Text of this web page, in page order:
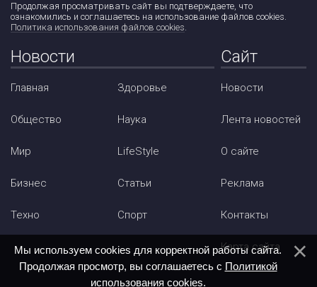
Продолжая просматривать сайт вы подтверждаете, что
ознакомились и соглашаетесь на использование файлов cookies.
Политика использования файлов cookies.
Новости
Главная
Общество
Мир
Бизнес
Техно
Здоровье
Наука
LifeStyle
Статьи
Спорт
Сайт
Новости
Лента новостей
О сайте
Реклама
Контакты
Карта сайта
Мы используем cookies для корректной работы сайта.
Продолжая просмотр, вы соглашаетесь с Политикой
использования cookies.